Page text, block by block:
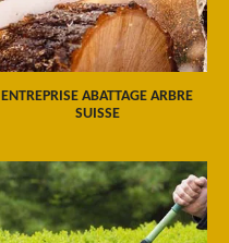
ENTREPRISE ABATTAGE ARBRE
SUISSE